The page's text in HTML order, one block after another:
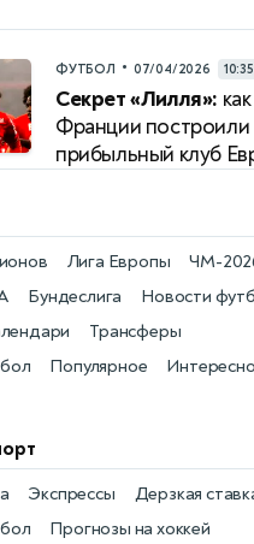
ФУТБОЛ • 07/04/2026 10:35
Секрет «Лилля»:
Франции
прибыльный клуб
Новости
Лига Европы
Трансферы
ЧМ-
Популярное
Бундеслига
Прогнозы на хоккей
Экспрессы Дерзкая